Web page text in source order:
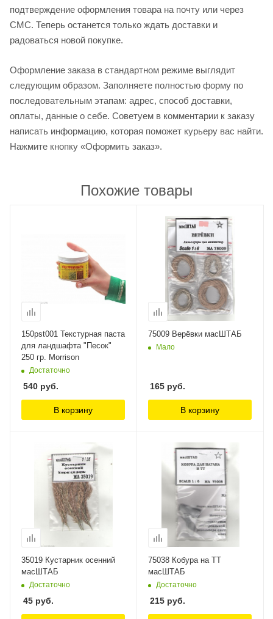
подтверждение оформления товара на почту или через
СМС. Теперь останется только ждать доставки и
радоваться новой покупке.
Оформление заказа в стандартном режиме выглядит
следующим образом. Заполняете полностью форму по
последовательным этапам: адрес, способ доставки,
оплаты, данные о себе. Советуем в комментарии к заказу
написать информацию, которая поможет курьеру вас найти.
Нажмите кнопку «Оформить заказ».
Похожие товары
150pst001 Текстурная паста
для ландшафта "Песок"
250 гр. Morrison
Достаточно
540 руб.
В корзину
75009 Верёвки масШТАБ
Мало
165 руб.
В корзину
35019 Кустарник осенний
масШТАБ
Достаточно
45 руб.
75038 Кобура на ТТ
масШТАБ
Достаточно
215 руб.